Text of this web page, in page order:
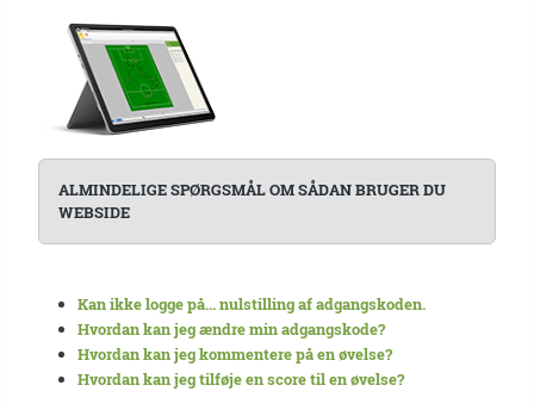
ALMINDELIGE SPØRGSMÅL OM SÅDAN BRUGER DU
WEBSIDE
Kan ikke logge på... nulstilling af adgangskoden.
Hvordan kan jeg ændre min adgangskode?
Hvordan kan jeg kommentere på en øvelse?
Hvordan kan jeg tilføje en score til en øvelse?